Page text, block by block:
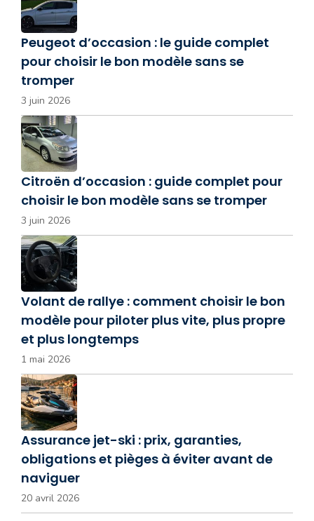
Peugeot d’occasion : le guide complet
pour choisir le bon modèle sans se
tromper
3 juin 2026
Citroën d’occasion : guide complet pour
choisir le bon modèle sans se tromper
3 juin 2026
Volant de rallye : comment choisir le bon
modèle pour piloter plus vite, plus propre
et plus longtemps
1 mai 2026
Assurance jet-ski : prix, garanties,
obligations et pièges à éviter avant de
naviguer
20 avril 2026